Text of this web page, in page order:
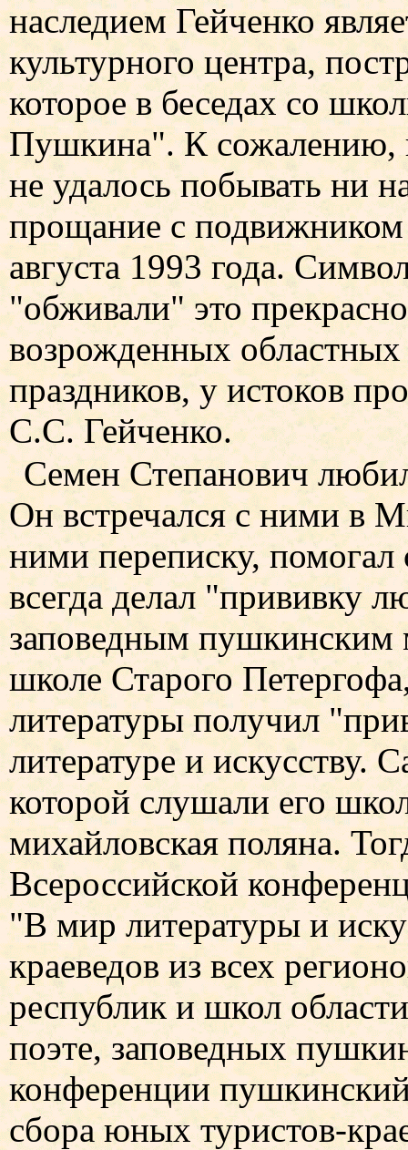
наследием Гейченко
культурного центра,
которое в беседах со
Пушкина". К сожалению,
не удалось побывать ни
прощание с
августа 1993 года.
"обживали" это
возрожденных
праздников, у истоков
С.С. Гейченко.
Семен Степанович
Он встречался с ними в
ними переписку,
всегда делал
заповедным пушкинским
школе Старого
литературы получил
литературе и искусству.
которой слушали его
михайловская поляна.
Всероссийской
"В мир литературы и
краеведов из всех
республик и школ
поэте, заповедных
конференции
сбора юных туристов-